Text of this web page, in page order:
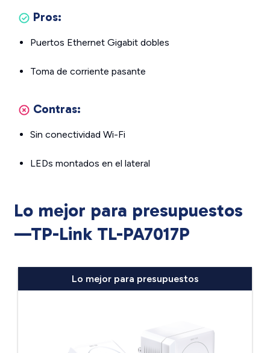
Pros:
Puertos Ethernet Gigabit dobles
Toma de corriente pasante
Contras:
Sin conectividad Wi-Fi
LEDs montados en el lateral
Lo mejor para presupuestos
—TP-Link TL-PA7017P
Lo mejor para presupuestos